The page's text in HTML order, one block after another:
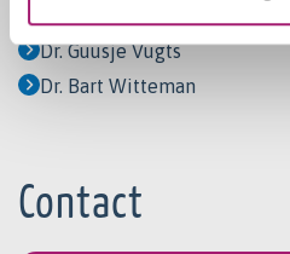
Dr. Guusje Vugts
Dr. Bart Witteman
Contact